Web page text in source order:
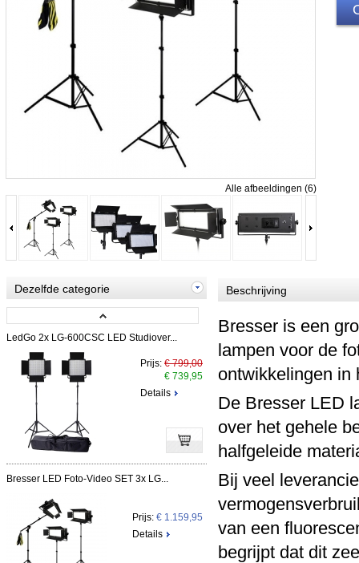
Alle afbeeldingen (6)
Dezelfde categorie
LedGo 2x LG-600CSC LED Studiover...
Prijs: € 799,00
€ 739,95
Details
Bresser LED Foto-Video SET 3x LG...
Prijs: € 1.159,95
Details
Beschrijving
Bresser is een
lampen voor de
ontwikkelingen in
De Bresser LED
over het gehele
halfgeleide
Bij veel
van een
begrijpt dat dit